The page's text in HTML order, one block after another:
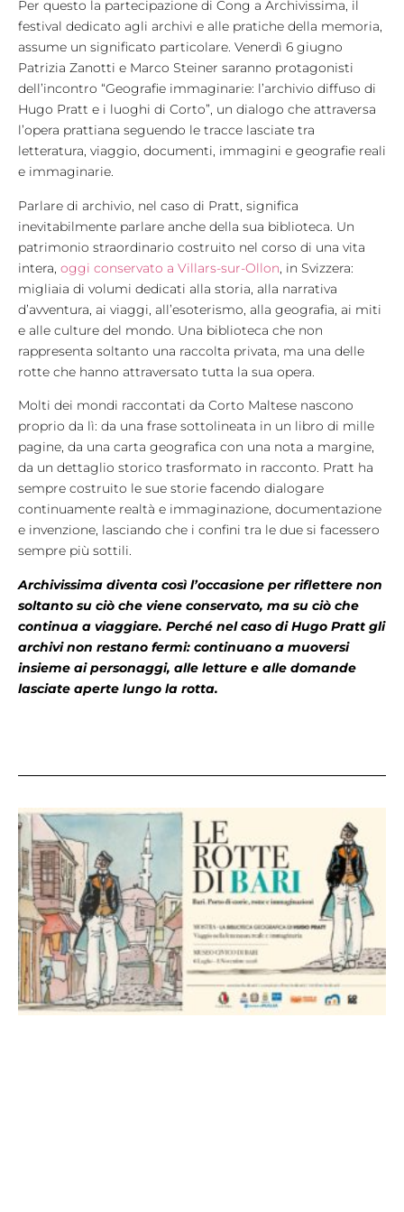
Per questo la partecipazione di Cong a Archivissima, il
festival dedicato agli archivi e alle pratiche della memoria,
assume un significato particolare. Venerdì 6 giugno
Patrizia Zanotti e Marco Steiner saranno protagonisti
dell’incontro “Geografie immaginarie: l’archivio diffuso di
Hugo Pratt e i luoghi di Corto”, un dialogo che attraversa
l’opera prattiana seguendo le tracce lasciate tra
letteratura, viaggio, documenti, immagini e geografie reali
e immaginarie.
Parlare di archivio, nel caso di Pratt, significa
inevitabilmente parlare anche della sua biblioteca. Un
patrimonio straordinario costruito nel corso di una vita
intera, oggi conservato a Villars-sur-Ollon, in Svizzera:
migliaia di volumi dedicati alla storia, alla narrativa
d’avventura, ai viaggi, all’esoterismo, alla geografia, ai miti
e alle culture del mondo. Una biblioteca che non
rappresenta soltanto una raccolta privata, ma una delle
rotte che hanno attraversato tutta la sua opera.
Molti dei mondi raccontati da Corto Maltese nascono
proprio da lì: da una frase sottolineata in un libro di mille
pagine, da una carta geografica con una nota a margine,
da un dettaglio storico trasformato in racconto. Pratt ha
sempre costruito le sue storie facendo dialogare
continuamente realtà e immaginazione, documentazione
e invenzione, lasciando che i confini tra le due si facessero
sempre più sottili.
Archivissima diventa così l’occasione per riflettere non
soltanto su ciò che viene conservato, ma su ciò che
continua a viaggiare. Perché nel caso di Hugo Pratt gli
archivi non restano fermi: continuano a muoversi
insieme ai personaggi, alle letture e alle domande
lasciate aperte lungo la rotta.